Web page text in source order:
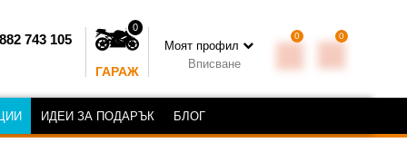
743 105
0
ГАРАЖ
Моят профил
Вписване
0 0
ИДЕИ ЗА ПОДАРЪК БЛОГ